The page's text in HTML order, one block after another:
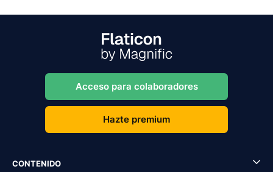
Acceso para colaboradores
Hazte premium
CONTENIDO